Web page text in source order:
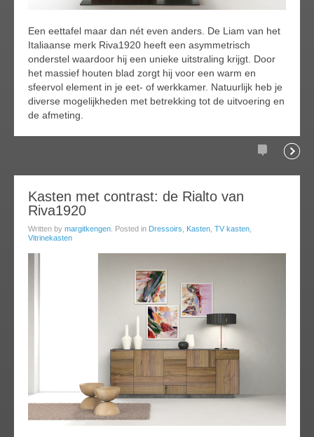
Een eettafel maar dan nét even anders. De Liam van het
Italiaanse merk Riva1920 heeft een asymmetrisch
onderstel waardoor hij een unieke uitstraling krijgt. Door
het massief houten blad zorgt hij voor een warm en
sfeervol element in je eet- of werkkamer. Natuurlijk heb je
diverse mogelijkheden met betrekking tot de uitvoering en
de afmeting.
Comments
Kasten met contrast: de Rialto van
Riva1920
Written by margitkengen . Posted in Dressoirs Kasten TV kasten
Vitrinekasten